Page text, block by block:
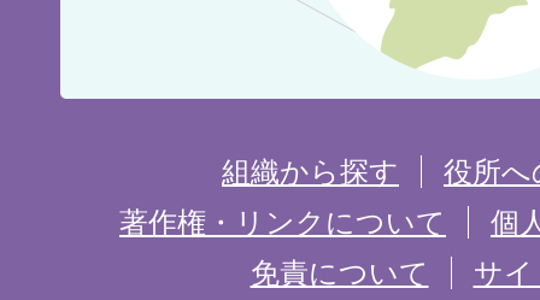
組織から探す
役所
著作権・リンクについて
個
免責について
サ